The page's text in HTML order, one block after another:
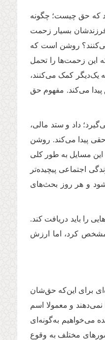
که حق چیست؛ چگونه
بسیار زحمت
می‌کنند؟ روشن است که
این زحمت‌ها را تحمل
یک‌دیگر کمک می‌کنند،
پیدا می‌کند. مفهوم حق
داد و ستد مالی،
پیدا می‌کند. روشن
این مسایل به طور کلی
اجتماعی پیچیده‌تر
و هر روز بحث‌های
را باید دریافت کند.
مشخص کرد، اما ارزش
برای این‌که حق‌شان
نمی‌دهند و معمولا اسم
می‌خواهیم به‌گونه‌ای
مختلف به وقوع